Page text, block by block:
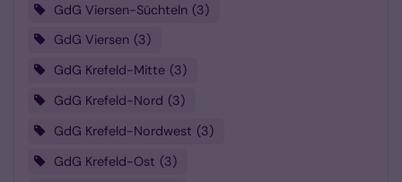
GdG Viersen-Süchteln 3
GdG Viersen
3
GdG Krefeld-Mitte 3
GdG Krefeld-Nord 3
GdG Krefeld-Nordwest 3
GdG Krefeld-Ost 3